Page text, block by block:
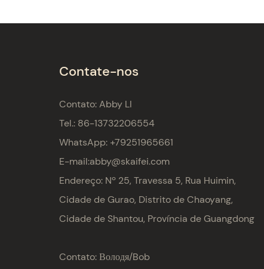
Contate-nos
Contato: Abby LI
Tel.: 86-13732206554
WhatsApp: +79251965661
E-mail:abby@skaifei.com
Endereço: Nº 25, Travessa 5, Rua Huimin,
Cidade de Gurao, Distrito de Chaoyang,
Cidade de Shantou, Província de Guangdong
Contato: Володя/Bob